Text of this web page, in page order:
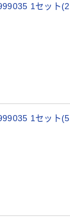
1セット(2
1セット(5